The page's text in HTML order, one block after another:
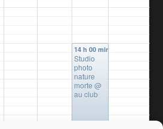
14 h 00 min
Studio
photo
nature
morte@
au club